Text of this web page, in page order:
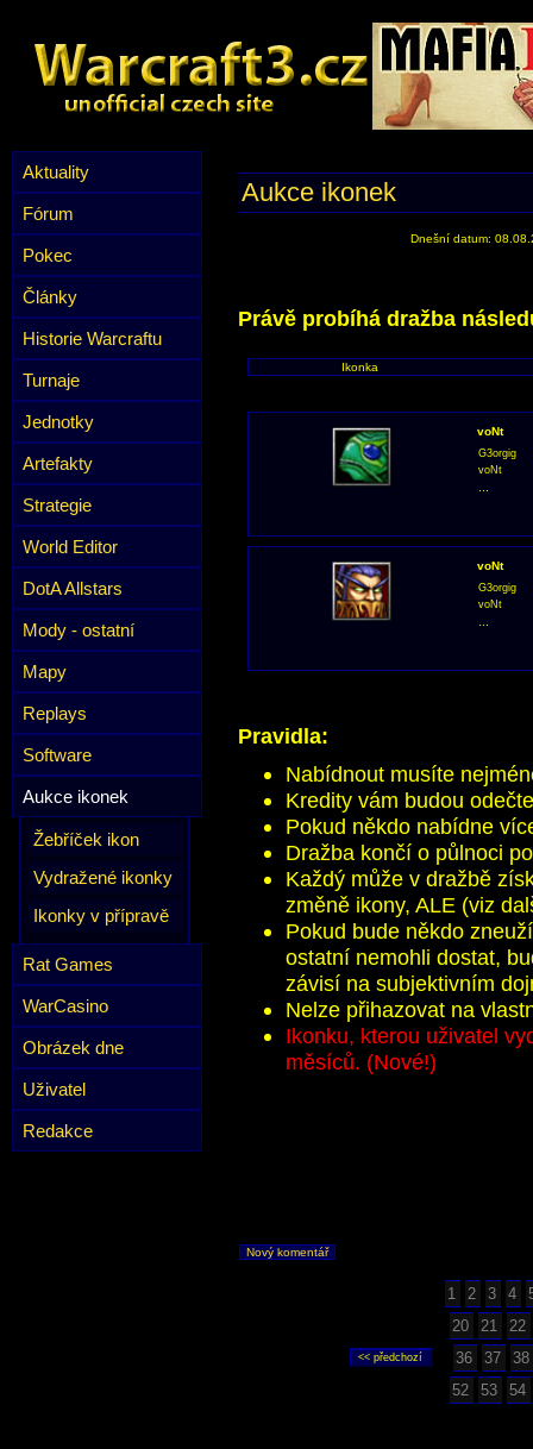
Aktuality
Fórum
Pokec
Články
Historie Warcraftu
Turnaje
Jednotky
Artefakty
Strategie
World Editor
DotA Allstars
Mody - ostatní
Mapy
Replays
Software
Aukce ikonek
Žebříček ikon
Vydražené ikonky
Ikonky v přípravě
Rat Games
WarCasino
Obrázek dne
Uživatel
Redakce
Aukce ikonek
Dnešní datum:
Právě probíhá dražba
Ikonka
voNt
G3orgig
voNt
voNt
G3orgig
voNt
Pravidla:
Nabídnout musíte
Kredity vám budou
Pokud někdo nabídne
Dražba končí o půlnoci
Každý může v dražbě
změně ikony, ALE (viz
Pokud bude někdo
ostatní nemohli dostat,
závisí na subjektivním
Nelze přihazovat na
Ikonku, kterou uživatel
měsíců. (Nové!)
Nový komentář
1 2 3 4
20
21
22
36
37
38
52
53 54